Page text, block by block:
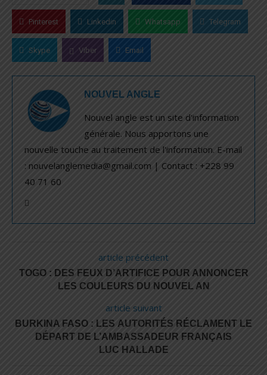
Pinterest Linkedin Whatsapp Telegram
Skype Viber Email
NOUVEL ANGLE
Nouvel angle est un site d'information
générale. Nous apportons une
nouvelle touche au traitement de l'information. E-mail
: nouvelanglemedia@gmail.com | Contact : +228 99
40 71 60
article précédent
TOGO : DES FEUX D’ARTIFICE POUR ANNONCER
LES COULEURS DU NOUVEL AN
article suivant
BURKINA FASO : LES AUTORITÉS RÉCLAMENT LE
DÉPART DE L’AMBASSADEUR FRANÇAIS
LUC HALLADE